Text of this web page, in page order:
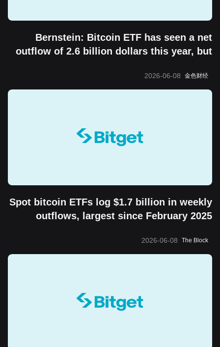
Bernstein: Bitcoin ETF has seen a net
outflow of 2.6 billion dollars this year, but
long-term value storage attribute
金色财经
2026-06-08
Spot bitcoin ETFs log $1.7 billion in weekly
outflows, largest since February 2025
The Block
2026-06-08